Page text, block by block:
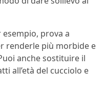
prova a
renderle più morbide e
anche sostituire il
all’età del cucciolo e